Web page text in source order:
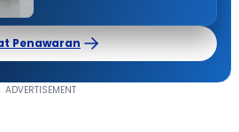
Penawaran